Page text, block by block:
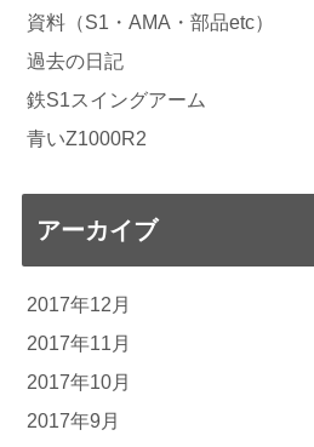
資料（S1・AMA・部品etc）
過去の日記
鉄S1スイングアーム
青いZ1000R2
アーカイブ
2017年12月
2017年11月
2017年10月
2017年9月